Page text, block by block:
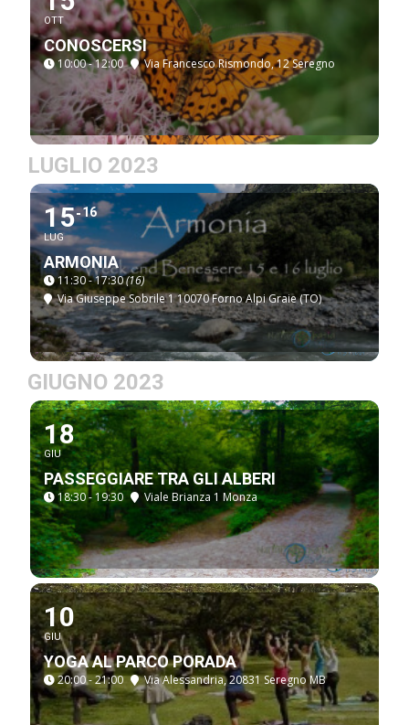
OTT
CONOSCERSI
10:00 - 12:00 Via Francesco Rismondo, 12 Seregno
LUGLIO 2023
15
LUG
16
ARMONIA
11:30 - 17:30(16)
Via Giuseppe Sobrile 1 10070 Forno Alpi Graie (TO)
GIUGNO 2023
18
GIU
PASSEGGIARE TRA GLI ALBERI
18:30 - 19:30 Viale Brianza 1 Monza
10
GIU
YOGA AL PARCO PORADA
20:00 - 21:00 Via Alessandria, 20831 Seregno MB